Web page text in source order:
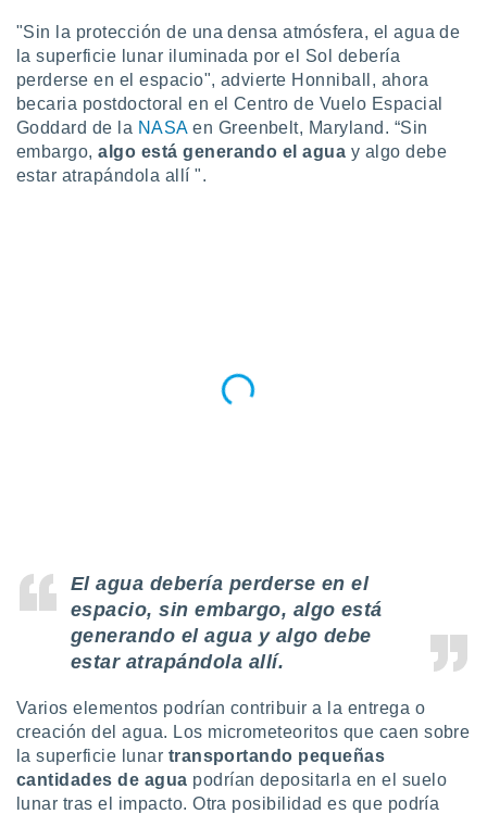
utilizar
crear un
uso de
la
mediante
de
1199
"Sin la protección de una densa atmósfera, el agua de
la superficie lunar iluminada por el Sol debería
perderse en el espacio", advierte Honniball, ahora
becaria postdoctoral en el Centro de Vuelo Espacial
Goddard de la NASAen Greenbelt, Maryland. “Sin
embargo,a lgo está generando el agua y algo debe
estar atrapándola allí ".
El agua debería perderse en el
espacio, sin embargo, algo está
generando el agua y algo debe
estar atrapándola allí.
Varios elementos podrían contribuir a la entrega o
creación del agua. Los micrometeoritos que caen sobre
la superficie lunar transportando pequeñas
cantidades de agua podrían depositarla en el suelo
lunar tras el impacto. Otra posibilidad es que podría